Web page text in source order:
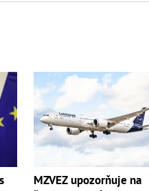
MZVEZ upozorňuje na